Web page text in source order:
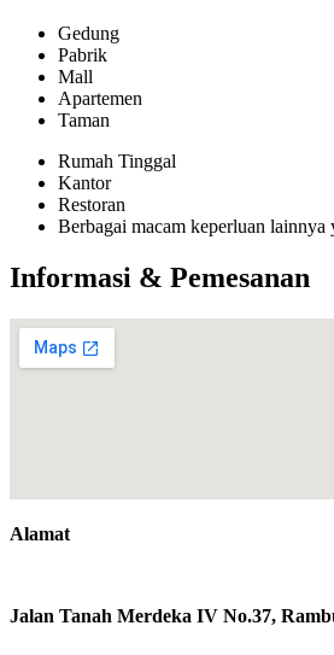
Gedung
Pabrik
Mall
Apartemen
Taman
Rumah Tinggal
Kantor
Restoran
Berbagai macam keperluan lainnya
Informasi & Pemesanan
Alamat
Jalan Tanah Merdeka IV No.37,